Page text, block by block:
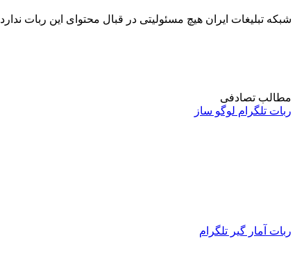
شبکه تبلیغات ایران هیچ مسئولیتی در قبال محتوای این ربات ندارد
مطالب تصادفی
ربات تلگرام لوگو ساز
ربات آمار گیر تلگرام